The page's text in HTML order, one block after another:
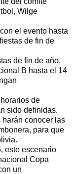
Wilge
el evento hasta
de fin de
de fin de año,
B hasta el 14
de
sido definidas.
conocer las
para que
este escenario
Copa
un